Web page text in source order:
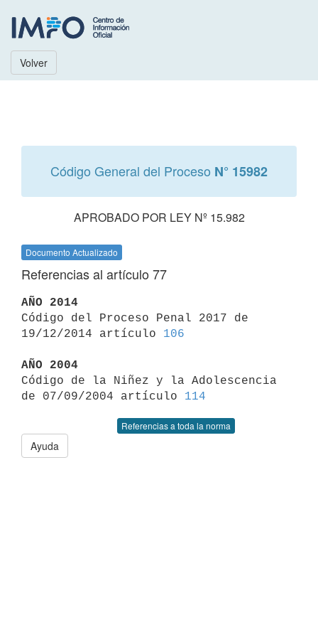
Volver
Código General del Proceso N° 15982
APROBADO POR LEY Nº 15.982
Documento Actualizado
Referencias al artículo 77
AÑO 2014
Código del Proceso Penal 2017 de
19/12/2014 artículo 106
AÑO 2004
Código de la Niñez y la Adolescencia
de 07/09/2004 artículo 114
Referencias a toda la norma
Ayuda